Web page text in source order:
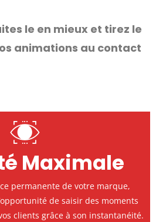
le en mieux et tirez le
animations au contact
Maximale
permanente de votre marque,
de saisir des moments
clients grâce à son instantanéité.